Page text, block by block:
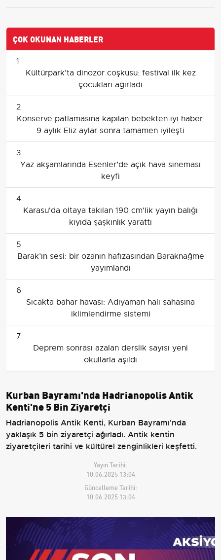
ÇOK OKUNAN HABERLER
1
Kültürpark’ta dinozor coşkusu: festival ilk kez
çocukları ağırladı
2
Konserve patlamasına kapılan bebekten iyi haber:
9 aylık Eliz aylar sonra tamamen iyileşti
3
Yaz akşamlarında Esenler’de açık hava sineması
keyfi
4
Karasu'da oltaya takılan 190 cm'lik yayın balığı
kıyıda şaşkınlık yarattı
5
Barak’ın sesi: bir ozanın hafızasından Baraknağme
yayımlandı
6
Sıcakta bahar havası: Adıyaman halı sahasına
iklimlendirme sistemi
7
Deprem sonrası azalan derslik sayısı yeni
okullarla aşıldı
Kurban Bayramı'nda Hadrianopolis Antik
Kenti'ne 5 Bin Ziyaretçi
Hadrianopolis Antik Kenti, Kurban Bayramı'nda
yaklaşık 5 bin ziyaretçi ağırladı. Antik kentin
ziyaretçileri tarihi ve kültürel zenginlikleri keşfetti.
Yayın Tarihi:
10.06.2025 13:04
Güncelleme Tarihi:
10.06.2025 13:04